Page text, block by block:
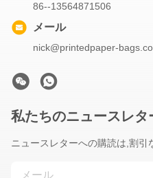
86--13564871506
メール
nick@printedpaper-
私たちのニュースレタ
ニュースレターへの購読は,割引